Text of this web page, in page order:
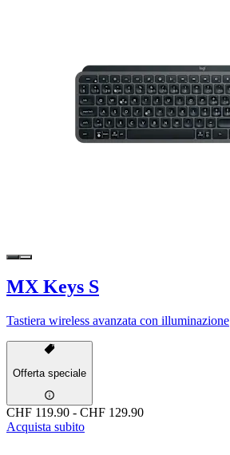
MX Keys S
Tastiera wireless avanzata con illuminazione
Offerta speciale
CHF 119.90 - CHF 129.90
Acquista subito